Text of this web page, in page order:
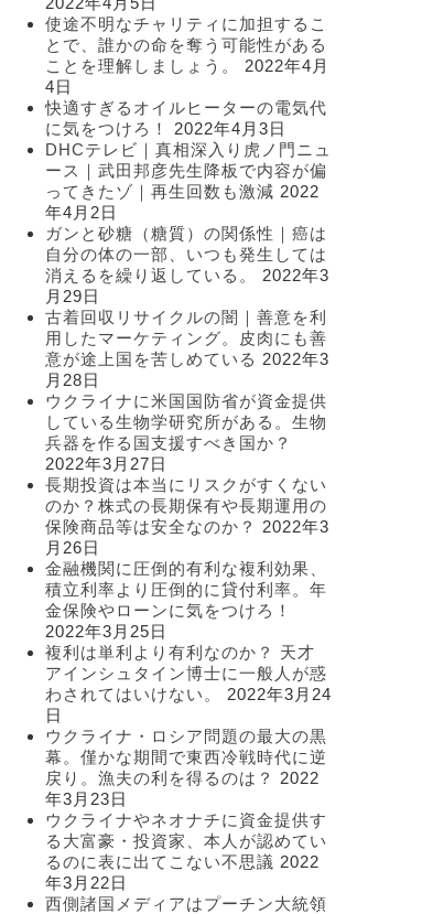
使途不明なチャリティに加担するこ
とで、誰かの命を奪う可能性がある
ことを理解しましょう。
2022年4月
4日
快適すぎるオイルヒーターの電気代
に気をつけろ！
2022年4月3日
DHCテレビ｜真相深入り虎ノ門ニュ
ース｜武田邦彦先生降板で内容が偏
ってきたゾ｜再生回数も激減 2022
年4月2日
ガンと砂糖（糖質）の関係性｜癌は
自分の体の一部、いつも発生しては
消えるを繰り返している。
2022年3
月29日
古着回収リサイクルの闇｜善意を利
用したマーケティング。皮肉にも善
意が途上国を苦しめている 2022年3
月28日
ウクライナに米国国防省が資金提供
している生物学研究所がある。生物
兵器を作る国支援すべき国か？
2022年3月27日
長期投資は本当にリスクがすくない
のか？株式の長期保有や長期運用の
保険商品等は安全なのか？
2022年3
月26日
金融機関に圧倒的有利な複利効果、
積立利率より圧倒的に貸付利率。年
金保険やローンに気をつけろ！
2022年3月25日
複利は単利より有利なのか？ 天才
アインシュタイン博士に一般人が惑
わされてはいけない。
2022年3月24
日
ウクライナ・ロシア問題の最大の黒
幕。僅かな期間で東西冷戦時代に逆
戻り。漁夫の利を得るのは？
2022
年3月23日
ウクライナやネオナチに資金提供す
る大富豪・投資家、本人が認めてい
るのに表に出てこない不思議 2022
年3月22日
西側諸国メディアはプーチン大統領